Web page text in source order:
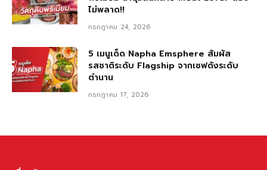
ไม่พลาด!!
กรกฎาคม 24, 2026
5 เมนูเด็ด Napha Emsphere สัมผัส
รสชาติระดับ Flagship จากเชฟดังระดับ
ตำนาน
กรกฎาคม 17, 2026